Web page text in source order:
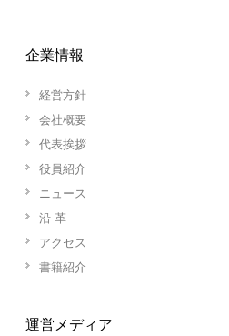
企業情報
経営方針
会社概要
代表挨拶
役員紹介
ニュース
沿 革
アクセス
書籍紹介
運営メディア